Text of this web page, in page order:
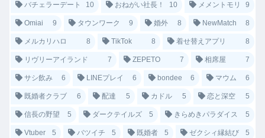
バチェラーデート 10 おねがい社長！ 10 メメントモリ 9
Omiai 9 タウンワーク 9 婚外 8 NewMatch 8
メルカリハロ 8 TikTok 8 着せ替えアプリ 8
リヴリーアイランド 7 ZEPETO 7 相席屋 7
サシ飲み 6 LINEプレイ 6 bondee 6 マウム 6
既婚者クラブ 6 配達 5 カドル 5 恋と深空 5
信長の野望 5 ダークテイルズ 5 きらめきパラダイス 5
Vtuber 5 バツイチ 5 既婚者 5 ゼクシィ縁結び 5